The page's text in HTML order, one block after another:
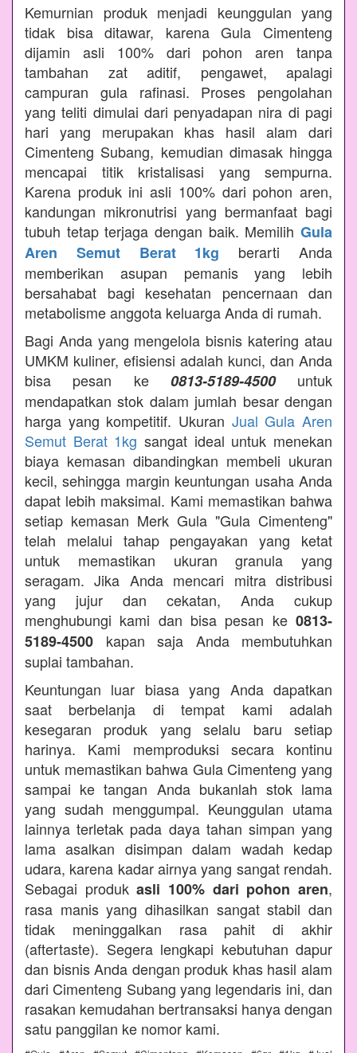
Kemurnian produk menjadi keunggulan yang
tidak bisa ditawar, karena Gula Cimenteng
dijamin asli 100% dari pohon aren tanpa
tambahan zat aditif, pengawet, apalagi
campuran gula rafinasi. Proses pengolahan
yang teliti dimulai dari penyadapan nira di pagi
hari yang merupakan khas hasil alam dari
Cimenteng Subang, kemudian dimasak hingga
mencapai titik kristalisasi yang sempurna.
Karena produk ini asli 100% dari pohon aren,
kandungan mikronutrisi yang bermanfaat bagi
tubuh tetap terjaga dengan baik. Memilih Gula
Aren Semut Berat 1kg berarti Anda
memberikan asupan pemanis yang lebih
bersahabat bagi kesehatan pencernaan dan
metabolisme anggota keluarga Anda di rumah.
Bagi Anda yang mengelola bisnis katering atau
UMKM kuliner, efisiensi adalah kunci, dan Anda
bisa pesan ke 0813-5189-4500untuk
mendapatkan stok dalam jumlah besar dengan
harga yang kompetitif. Ukuran Jual Gula Aren
Semut Berat 1kg sangat ideal untuk menekan
biaya kemasan dibandingkan membeli ukuran
kecil, sehingga margin keuntungan usaha Anda
dapat lebih maksimal. Kami memastikan bahwa
setiap kemasan Merk Gula "Gula Cimenteng"
telah melalui tahap pengayakan yang ketat
untuk memastikan ukuran granula yang
seragam. Jika Anda mencari mitra distribusi
yang jujur dan cekatan, Anda cukup
menghubungi kami dan bisa pesan ke 0813-
5189-4500 kapan saja Anda membutuhkan
suplai tambahan.
Keuntungan luar biasa yang Anda dapatkan
saat berbelanja di tempat kami adalah
kesegaran produk yang selalu baru setiap
harinya. Kami memproduksi secara kontinu
untuk memastikan bahwa Gula Cimenteng yang
sampai ke tangan Anda bukanlah stok lama
yang sudah menggumpal. Keunggulan utama
lainnya terletak pada daya tahan simpan yang
lama asalkan disimpan dalam wadah kedap
udara, karena kadar airnya yang sangat rendah.
Sebagai produkasli 100% dari pohon aren,
rasa manis yang dihasilkan sangat stabil dan
tidak meninggalkan rasa pahit di akhir
(aftertaste). Segera lengkapi kebutuhan dapur
dan bisnis Anda dengan produk khas hasil alam
dari Cimenteng Subang yang legendaris ini, dan
rasakan kemudahan bertransaksi hanya dengan
satu panggilan ke nomor kami.